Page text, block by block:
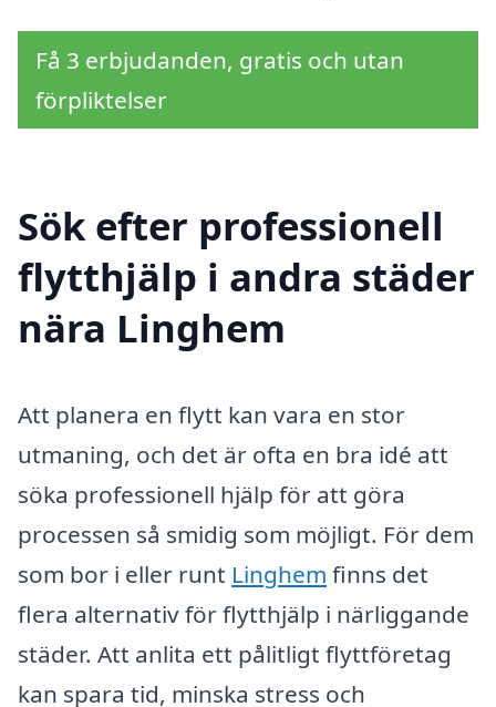
Få 3 erbjudanden, gratis och utan
förpliktelser
Sök efter professionell
flytthjälp i andra städer
nära Linghem
Att planera en flytt kan vara en stor
utmaning, och det är ofta en bra idé att
söka professionell hjälp för att göra
processen så smidig som möjligt. För dem
som bor i eller runt Linghem finns det
flera alternativ för flytthjälp i närliggande
städer. Att anlita ett pålitligt flyttföretag
kan spara tid, minska stress och